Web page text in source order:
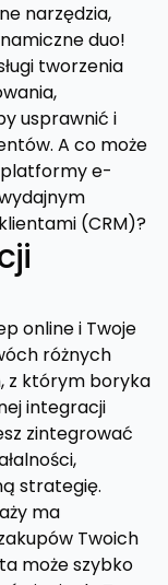
narzędzia,
duo!
tworzenia
usprawnić i
A co może
platformy e-
(CRM)?
online i Twoje
różnych
z którym boryka
integracji
zintegrować
strategię.
ma
Twoich
może szybko